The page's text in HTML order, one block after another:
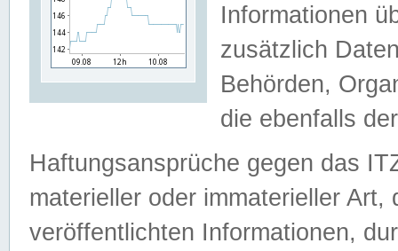
Informationen
zusätzlich
Behörden,
die ebenfalls
Haftungsansprüche gegen das
materieller oder immaterieller
veröffentlichten Informationen,